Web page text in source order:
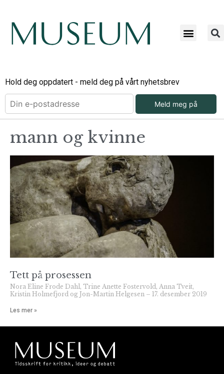
Hold deg oppdatert - meld deg på vårt nyhetsbrev
Meld meg på
mann og kvinne
Tett på prosessen
Nora Eline Frode Dahl, Trine Anette Fostervold, Anna Tveit,
Kristin Holmefjord og Jon-Martin Helgesen
17. desember 2019
Les mer »